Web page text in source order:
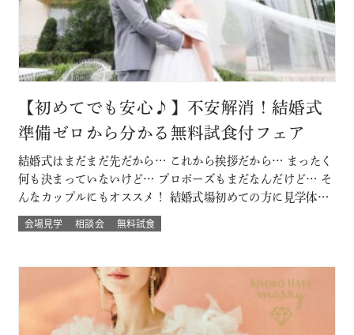
【初めてでも安心♪】不安解消！結婚式
準備ゼロから分かる無料試食付フェア
結婚式はまだまだ先だから… これから挨拶だから… まったく
何も決まっていないけど… プロポーズもまだなんだけど… そ
んなカップルにもオススメ！ 結婚式場初めての方に見学体験
ウェディング試食も結婚式の挙式体験も披露宴演出体験
も！！ いろいろな体験が気軽にできるよくばりフェア♪ 結婚
当日の過ごし方も体験して…
会場見学 相談会 無料試食